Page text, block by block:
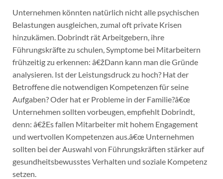
Unternehmen könnten natürlich nicht alle psychischen
Belastungen ausgleichen, zumal oft private Krisen
hinzukämen. Dobrindt rät Arbeitgebern, ihre
Führungskräfte zu schulen, Symptome bei Mitarbeitern
frühzeitig zu erkennen: â€žDann kann man die Gründe
analysieren. Ist der Leistungsdruck zu hoch? Hat der
Betroffene die notwendigen Kompetenzen für seine
Aufgaben? Oder hat er Probleme in der Familie?â€œ
Unternehmen sollten vorbeugen, empfiehlt Dobrindt,
denn: â€žEs fallen Mitarbeiter mit hohem Engagement
und wertvollen Kompetenzen aus.â€œ Unternehmen
sollten bei der Auswahl von Führungskräften stärker auf
gesundheitsbewusstes Verhalten und soziale Kompetenz
setzen.